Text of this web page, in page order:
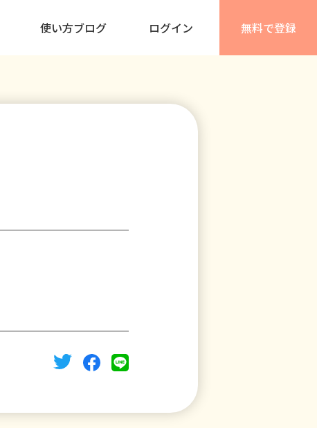
使い方ブログ ログイン 無料で登録